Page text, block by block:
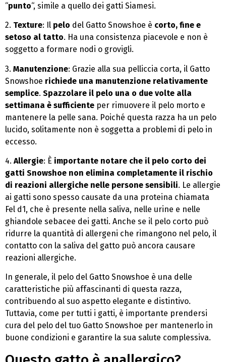
“punto“, simile a quello dei gatti Siamesi.
2. Texture: Il pelo del Gatto Snowshoe è corto, fine e
setoso al tatto. Ha una consistenza piacevole e non è
soggetto a formare nodi o grovigli.
3. Manutenzione: Grazie alla sua pelliccia corta, il Gatto
Snowshoe richiede una manutenzione relativamente
semplice. Spazzolare il pelo una o due volte alla
settimana è sufficiente per rimuovere il pelo morto e
mantenere la pelle sana. Poiché questa razza ha un pelo
lucido, solitamente non è soggetta a problemi di pelo in
eccesso.
4. Allergie: È importante notare che il pelo corto dei
gatti Snowshoe non elimina completamente il rischio
di reazioni allergiche nelle persone sensibili. Le allergie
ai gatti sono spesso causate da una proteina chiamata
Fel d1, che è presente nella saliva, nelle urine e nelle
ghiandole sebacee dei gatti. Anche se il pelo corto può
ridurre la quantità di allergeni che rimangono nel pelo, il
contatto con la saliva del gatto può ancora causare
reazioni allergiche.
In generale, il pelo del Gatto Snowshoe è una delle
caratteristiche più affascinanti di questa razza,
contribuendo al suo aspetto elegante e distintivo.
Tuttavia, come per tutti i gatti, è importante prendersi
cura del pelo del tuo Gatto Snowshoe per mantenerlo in
buone condizioni e garantire la sua salute complessiva.